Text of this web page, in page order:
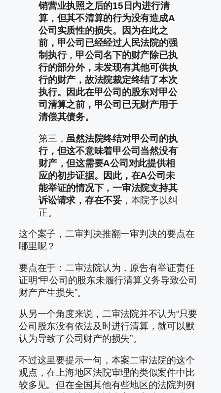
销营业执照之后的15日内进行清
算，但其不清算的行为没有造成A
公司实质性的损失。因为在此之
前，甲公司已经经过人民法院的强
制执行，甲公司名下的财产除已执
行的部分外，未发现有其他可供执
行的财产，故法院裁定终结了本次
执行。因此在甲公司的股东对甲公
司清算之前，甲公司已无财产用于
清偿其债务。
第三， 虽然法院终结对甲公司的执
行，但这不意味着甲公司当然没有
财产，但这需要A公司对此提供相
应的初步证据。因此，在A公司未
能举证的情况下，一审法院支持其
诉讼请求，存在不妥，本院予以纠
正。
这个案子，二审判决推翻一审判决的要点在
哪里呢？
要点在于：二审法院认为，原告有举证责任
证明“甲公司的股东未履行清算义务导致公司
财产产生损失”。
从另一个角度来说，二审法院并不认为“只要
公司股东没有依法及时进行清算，就可以默
认为导致了公司财产的损失”。
不过这里要提示一句，本案二审法院的这个
观点，在上海地区法院审理的类似案件中比
较多见。但在全国其他有些地区的法院判例